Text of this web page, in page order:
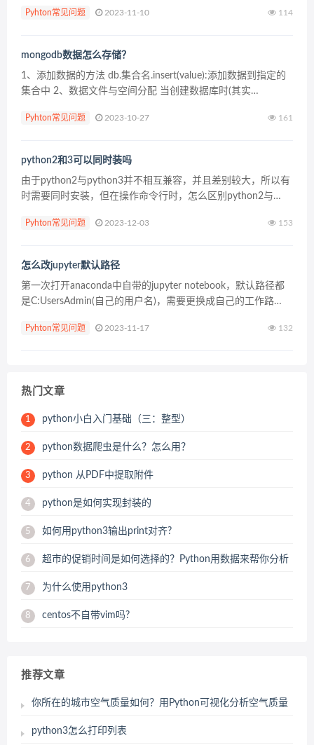
生，想从事人工智能行业，但是对于人工智能选择python...
Pyhton常见问题 2023-11-10 114
mongodb数据怎么存储？
1、添加数据的方法 db.集合名.insert(value):添加数据到指定的
集合中 2、数据文件与空间分配 当创建数据库时(其实
入数据时会自动创建该数据库)，...
Pyhton常见问题 2023-10-27 161
python2和3可以同时装吗
由于python2与python3并不相互兼容，并且差别较大，所以有
时需要同时安装，但在操作命令行时，怎么区别python2与
Pyhton常见问题 2023-12-03 153
怎么改jupyter默认路径
第一次打开anaconda中自带的jupyter notebook，默认路径都
是C:UsersAdmin(自己的用户名)，需要更换成自己的工作路
认...
Pyhton常见问题 2023-11-17 132
热门文章
1 python小白入门基础（三：整型）
2 python数据爬虫是什么？怎么用？
3 python 从PDF中提取附件
4 python是如何实现封装的
5 如何用python3输出print对齐?
6 超市的促销时间是如何选择的？Python用数据来帮你分析
7 为什么使用python3
8 centos不自带vim吗?
推荐文章
你所在的城市空气质量如何？用Python可视化分析空气质量
python3怎么打印列表